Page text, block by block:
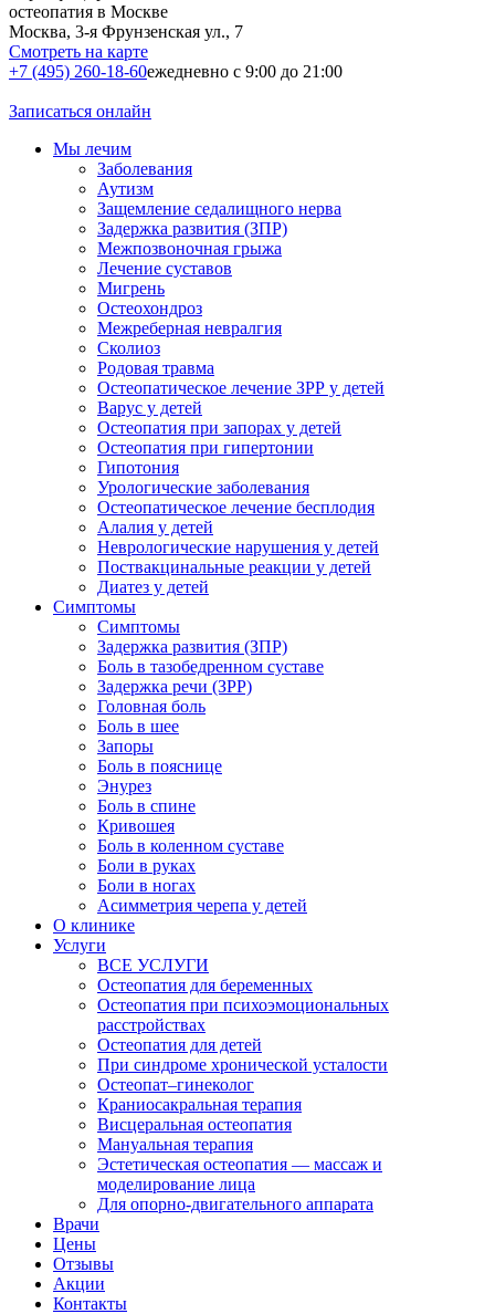
остеопатия в Москве
Москва, 3-я Фрунзенская ул., 7
Смотреть на карте
+7 (495) 260-18-60ежедневно с 9:00 до 21:00
Записаться онлайн
Мы лечим
Заболевания
Аутизм
Защемление седалищного нерва
Задержка развития (ЗПР)
Межпозвоночная грыжа
Лечение суставов
Мигрень
Остеохондроз
Межреберная невралгия
Сколиоз
Родовая травма
Остеопатическое лечение ЗРР у детей
Варус у детей
Остеопатия при запорах у детей
Остеопатия при гипертонии
Гипотония
Урологические заболевания
Остеопатическое лечение бесплодия
Алалия у детей
Неврологические нарушения у детей
Поствакцинальные реакции у детей
Диатез у детей
Симптомы
Симптомы
Задержка развития (ЗПР)
Боль в тазобедренном суставе
Задержка речи (ЗРР)
Головная боль
Боль в шее
Запоры
Боль в пояснице
Энурез
Боль в спине
Кривошея
Боль в коленном суставе
Боли в руках
Боли в ногах
Асимметрия черепа у детей
О клинике
Услуги
ВСЕ УСЛУГИ
Остеопатия для беременных
Остеопатия при психоэмоциональных
расстройствах
Остеопатия для детей
При синдроме хронической усталости
Остеопат–гинеколог
Краниосакральная терапия
Висцеральная остеопатия
Мануальная терапия
Эстетическая остеопатия — массаж и
моделирование лица
Для опорно-двигательного аппарата
Врачи
Цены
Отзывы
Акции
Контакты